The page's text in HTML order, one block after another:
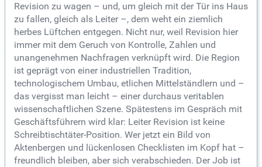
Revision zu wagen – und, um gleich mit der Tür ins Haus
zu fallen, gleich als Leiter –, dem weht ein ziemlich
herbes Lüftchen entgegen. Nicht nur, weil Revision hier
immer mit dem Geruch von Kontrolle, Zahlen und
unangenehmen Nachfragen verknüpft wird. Die Region
ist geprägt von einer industriellen Tradition,
technologischem Umbau, etlichen Mittelständlern und –
das vergisst man leicht – einer durchaus veritablen
wissenschaftlichen Szene. Spätestens im Gespräch mit
Geschäftsführern wird klar: Leiter Revision ist keine
Schreibtischtäter-Position. Wer jetzt ein Bild von
Aktenbergen und lückenlosen Checklisten im Kopf hat –
freundlich bleiben, aber sich verabschieden. Der Job ist